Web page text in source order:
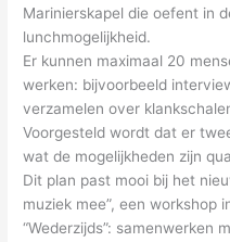
Marinierskapel die oefent in
lunchmogelijkheid.
Er kunnen maximaal 20
werken: bijvoorbeeld
verzamelen over
Voorgesteld wordt dat er
wat de mogelijkheden zijn
Dit plan past mooi bij het
muziek mee”, een workshop
“Wederzijds”: samenwerken